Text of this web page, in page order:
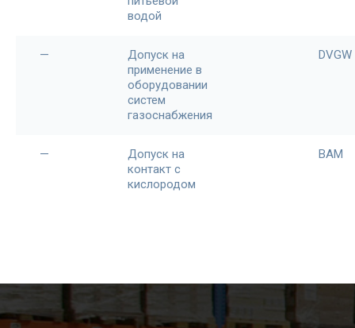
водой
—
Допуск на
применение в
оборудовании
систем
газоснабжения
DVGW
—
Допуск на
контакт с
кислородом
BAM